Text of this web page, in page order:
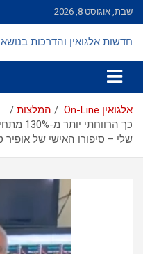
Skip
to
שבת, אוגוסט 8, 2026
חדשות אלגואין והדרכות
אלגואין On-Line
המלצות
כך
שלי – סיפורו האישי של אופיר